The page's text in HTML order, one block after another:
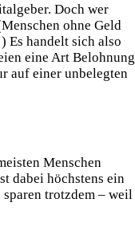
Doch wer
ohne Geld
Es handelt sich also
eine Art Belohnung
auf einer unbelegten
Menschen
dabei höchstens ein
trotzdem – weil